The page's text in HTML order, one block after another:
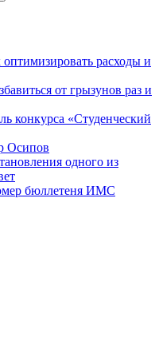
расходы и
от грызунов раз и
конкурса «Студенческий
Осипов
одного из
бюллетеня ИМС